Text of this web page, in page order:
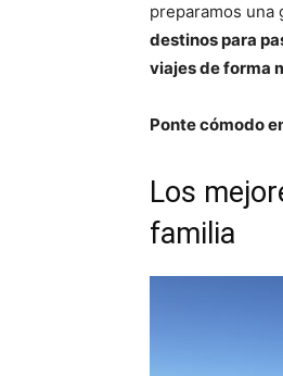
preparamos una
destinos para
viajes de forma
Ponte cómodo
Los
familia